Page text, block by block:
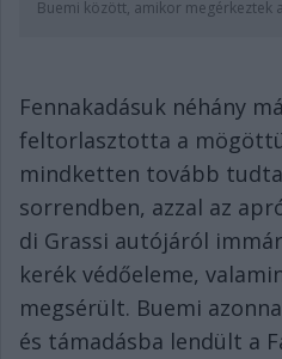
Buemi között, amikor megérkeztek
Fennakadásuk néhány
feltorlasztotta a
mindketten tovább
sorrendben, azzal az
di Grassi autójáról
kerék védőeleme,
megsérült. Buemi
és támadásba lendült a